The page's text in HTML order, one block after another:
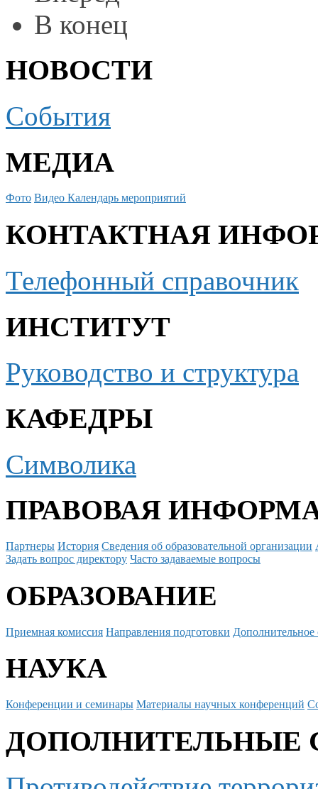
В конец
НОВОСТИ
События
МЕДИА
Фото Видео Календарь мероприятий
КОНТАКТНАЯ
Телефонный справочник
ИНСТИТУТ
Руководство и структура
КАФЕДРЫ
Символика
ПРАВОВАЯ
Партнеры История Сведения об образовательной организации
Задать вопрос директору Часто задаваемые вопросы
ОБРАЗОВАНИЕ
Приемная комиссия Направления подготовки Дополнительное
НАУКА
Конференции и семинары Материалы научных конференций
ДОПОЛНИТЕЛЬНЫЕ